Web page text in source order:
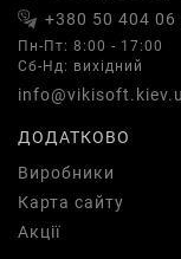
+380 50 404 06
Пн-Пт: 8:00 - 17:00
Сб-Нд: вихідний
ДОДАТКОВО
Виробники
Карта сайту
Акції